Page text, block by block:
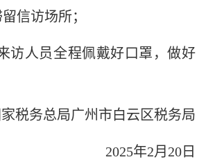
信访场所；
访人员全程佩戴好口罩，做好
家税务总局广州市白云区税务局
2025年2月 20 日